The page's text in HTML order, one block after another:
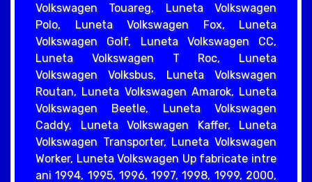
Volkswagen Touareg, Luneta Volkswagen
Polo, Luneta Volkswagen Fox, Luneta
Volkswagen Golf, Luneta Volkswagen CC,
Luneta Volkswagen T Roc, Luneta
Volkswagen Volksbus, Luneta Volkswagen
Routan, Luneta Volkswagen Amarok, Luneta
Volkswagen Beetle, Luneta Volkswagen
Caddy, Luneta Volkswagen Kaffer, Luneta
Volkswagen Transporter, Luneta Volkswagen
Worker, Luneta Volkswagen Up fabricate intre
ani 1994, 1995, 1996, 1997, 1998, 1999, 2000,